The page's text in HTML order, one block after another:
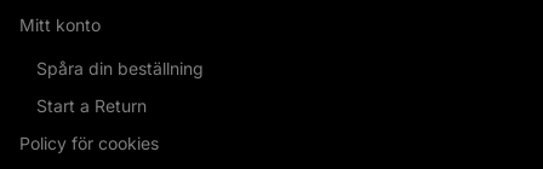
Mitt konto
Spåra din beställning
Start a Return
Policy för cookies